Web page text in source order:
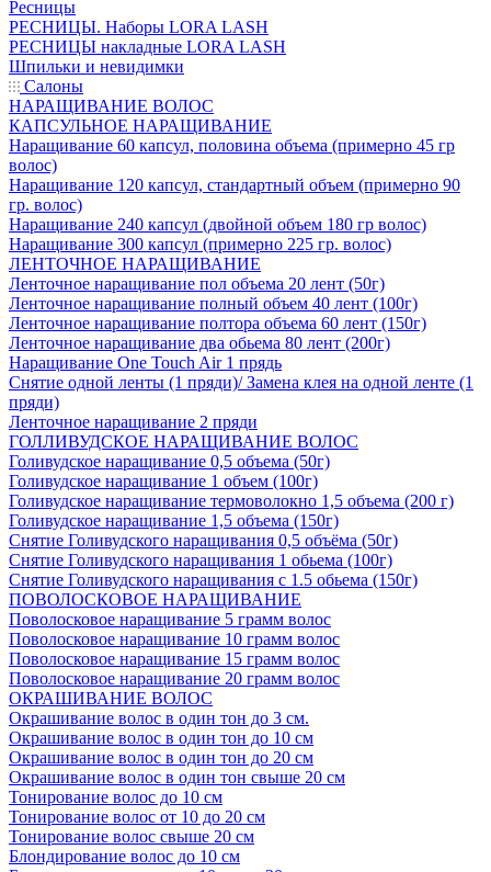
Ресницы
РЕСНИЦЫ. Наборы LORA LASH
РЕСНИЦЫ накладные LORA LASH
Шпильки и невидимки
Салоны
НАРАЩИВАНИЕ ВОЛОС
КАПСУЛЬНОЕ НАРАЩИВАНИЕ
Наращивание 60 капсул, половина объема (примерно 45 гр
волос)
Наращивание 120 капсул, стандартный объем (примерно 90
гр. волос)
Наращивание 240 капсул (двойной объем 180 гр волос)
Наращивание 300 капсул (примерно 225 гр. волос)
ЛЕНТОЧНОЕ НАРАЩИВАНИЕ
Ленточное наращивание пол объема 20 лент (50г)
Ленточное наращивание полный объем 40 лент (100г)
Ленточное наращивание полтора объема 60 лент (150г)
Ленточное наращивание два обьема 80 лент (200г)
Наращивание One Touch Air 1 прядь
Снятие одной ленты (1 пряди)/ Замена клея на одной ленте (1
пряди)
Ленточное наращивание 2 пряди
ГОЛЛИВУДСКОЕ НАРАЩИВАНИЕ ВОЛОС
Голивудское наращивание 0,5 объема (50г)
Голивудское наращивание 1 объем (100г)
Голивудское наращивание термоволокно 1,5 объема (200 г)
Голивудское наращивание 1,5 объема (150г)
Снятие Голивудского наращивания 0,5 объёма (50г)
Снятие Голивудского наращивания 1 обьема (100г)
Снятие Голивудского наращивания с 1.5 обьема (150г)
ПОВОЛОСКОВОЕ НАРАЩИВАНИЕ
Поволосковое наращивание 5 грамм волос
Поволосковое наращивание 10 грамм волос
Поволосковое наращивание 15 грамм волос
Поволосковое наращивание 20 грамм волос
ОКРАШИВАНИЕ ВОЛОС
Окрашивание волос в один тон до 3 см.
Окрашивание волос в один тон до 10 см
Окрашивание волос в один тон до 20 см
Окрашивание волос в один тон свыше 20 см
Тонирование волос до 10 см
Тонирование волос от 10 до 20 см
Тонирование волос свыше 20 см
Блондирование волос до 10 см